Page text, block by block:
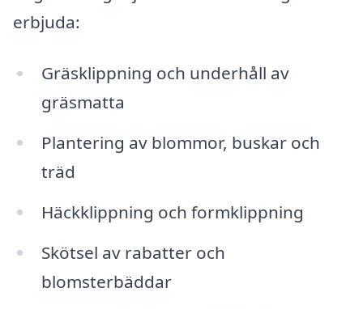
erbjuda:
Gräsklippning och underhåll av
gräsmatta
Plantering av blommor, buskar och
träd
Häckklippning och formklippning
Skötsel av rabatter och
blomsterbäddar